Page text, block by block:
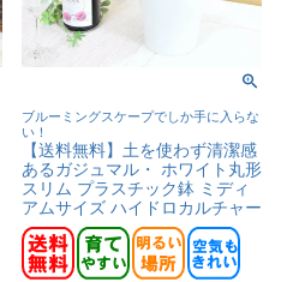
ブルーミングスケープでしか手に入らな
い！
【送料無料】土を使わず清潔感
あるガジュマル・ ホワイト丸形
スリム プラスチック鉢 ミディ
アムサイズ ハイドロカルチャー